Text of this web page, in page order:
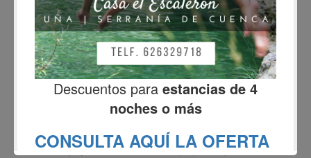
BLOG
El antiguo cuartel de Uña
Fernando
noviembre 30, 2014
6 Comments
Hace unos cuantos días, en uno de nuestros
otras muchas veces, pasamos justo al lado de un
complejo de edificios derruidos que parece que